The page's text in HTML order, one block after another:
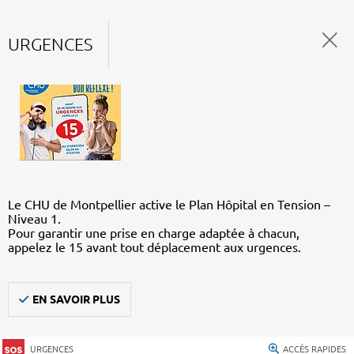
URGENCES
Le CHU de Montpellier active le Plan Hôpital en Tension –
Niveau 1.
Pour garantir une prise en charge adaptée à chacun,
appelez le 15 avant tout déplacement aux urgences.
EN SAVOIR PLUS
URGENCES ACCÈS RAPIDES